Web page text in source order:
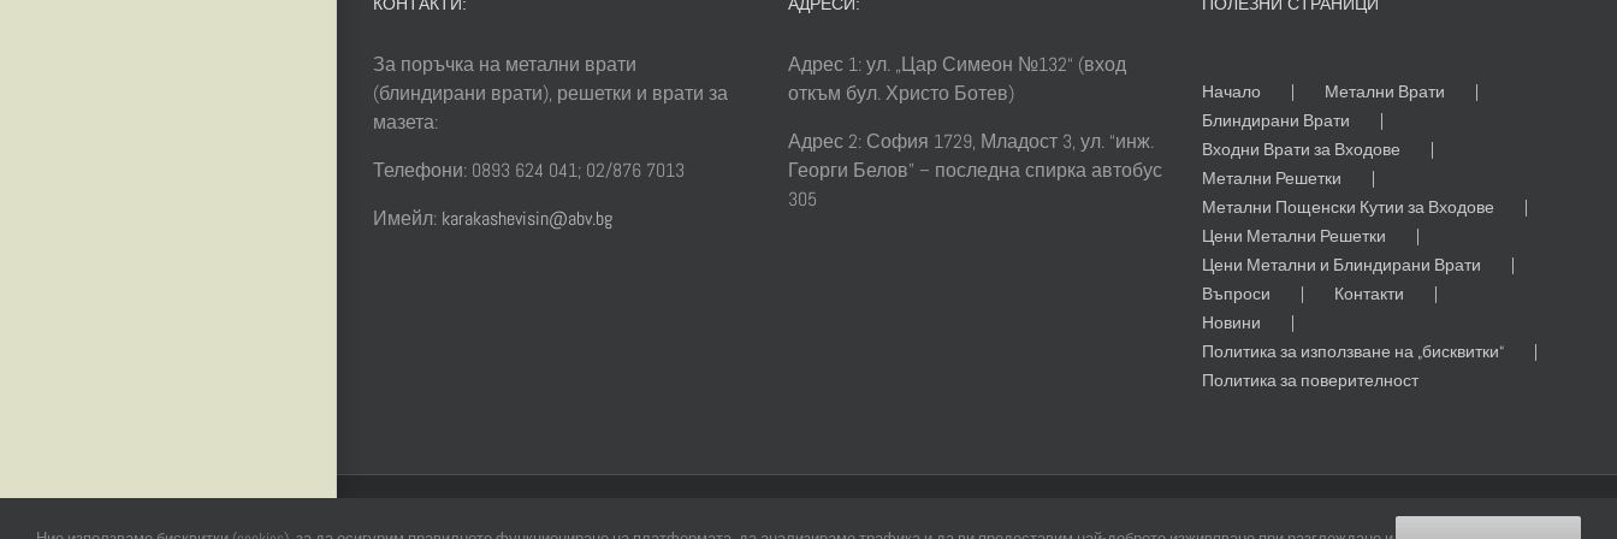
За поръчка на метални врати
(блиндирани врати), решетки и врати за
мазета:
Телефони: 0893 624 041; 02/876 7013
Имейл: karakashevisin@abv.bg
Адрес 1: ул. „Цар Симеон №132“ (вход
откъм бул. Христо Ботев)
Адрес 2: София 1729, Младост 3, ул. “инж.
Георги Белов” – последна спирка автобус
305
Начало
Метални Врати
Блиндирани Врати
Входни Врати за Входове
Метални Решетки
Метални Пощенски Кутии за Входове
Цени Метални Решетки
Цени Метални и Блиндирани Врати
Въпроси
Контакти
Новини
Политика за използване на „бисквитки“
Политика за поверителност